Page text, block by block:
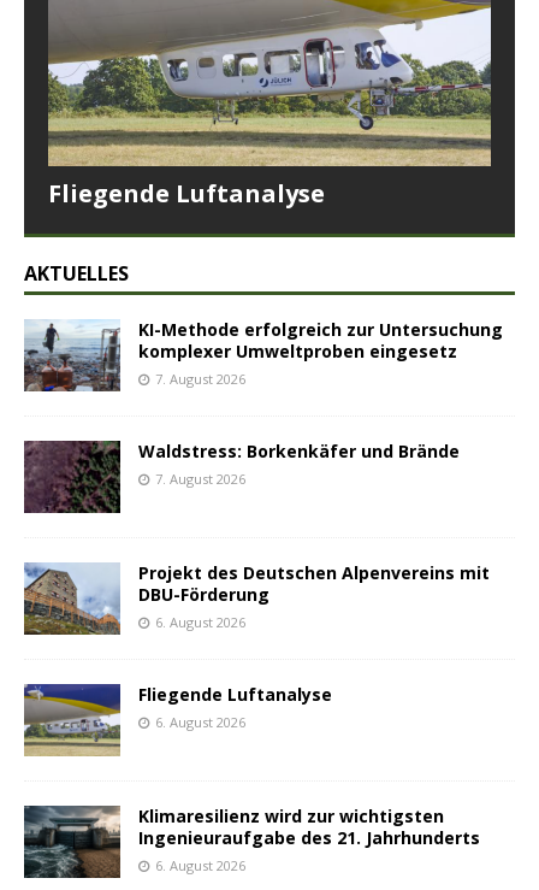
Fliegende Luftanalyse
AKTUELLES
KI-Methode erfolgreich zur Untersuchung
komplexer Umweltproben eingesetz
7. August 2026
Waldstress: Borkenkäfer und Brände
7. August 2026
Projekt des Deutschen Alpenvereins mit
DBU-Förderung
6. August 2026
Fliegende Luftanalyse
6. August 2026
Klimaresilienz wird zur wichtigsten
Ingenieuraufgabe des 21. Jahrhunderts
6. August 2026